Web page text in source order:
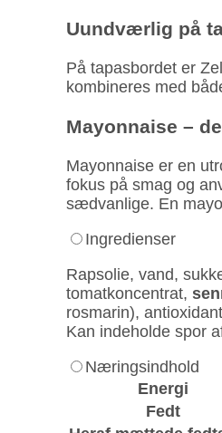
Uundværlig på
På tapasbordet er
kombineres med
Mayonnaise –
Mayonnaise er en
fokus på smag og
sædvanlige. En
Ingredienser
Rapsolie, vand,
tomatkoncentrat,
rosmarin),
Kan indeholde spor
Næringsindhold
Energi
Fedt